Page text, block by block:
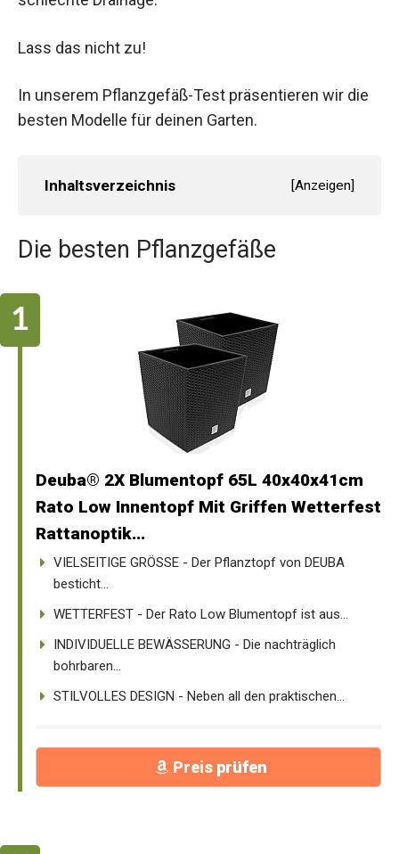
Lass das nicht zu!
In unserem Pflanzgefäß-Test präsentieren wir die
besten Modelle für deinen Garten.
Inhaltsverzeichnis [Anzeigen]
Die besten Pflanzgefäße
Deuba® 2X Blumentopf 65L 40x40x41cm
Rato Low Innentopf Mit Griffen Wetterfest
Rattanoptik...
VIELSEITIGE GRÖSSE - Der Pflanztopf von DEUBA
besticht...
WETTERFEST - Der Rato Low Blumentopf ist aus...
INDIVIDUELLE BEWÄSSERUNG - Die nachträglich
bohrbaren...
STILVOLLES DESIGN - Neben all den praktischen...
Preis prüfen